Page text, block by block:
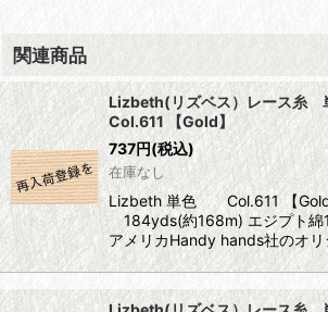
関連商品
Lizbeth(リズベス）レース
Col.611 【Gold】
737円(税込)
在庫なし
Lizbeth 単色 Col.611 【
184yds(約168m) エジプト
アメリカHandy hands社のオ